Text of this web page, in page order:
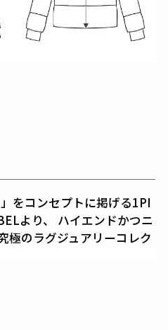
をコンセプトに掲げる1PI
より、 ハイエンドかつニ
極のラグジュアリーコレク
ーションレザーをはじ
う最高品質の高級合繊素材